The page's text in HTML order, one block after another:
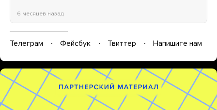
6 месяцев назад
Телеграм Фейсбук Твиттер Напишите нам